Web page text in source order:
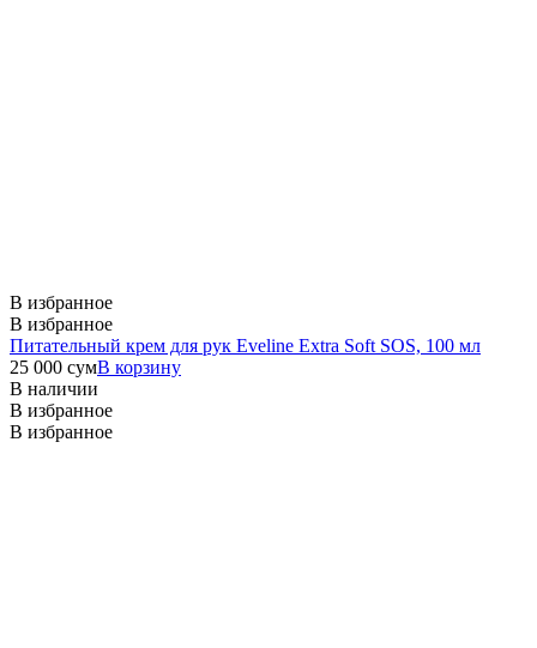
В избранное
В избранное
Питательный крем для рук Eveline Extra Soft SOS, 100 мл
25 000 сумВ корзину
В наличии
В избранное
В избранное